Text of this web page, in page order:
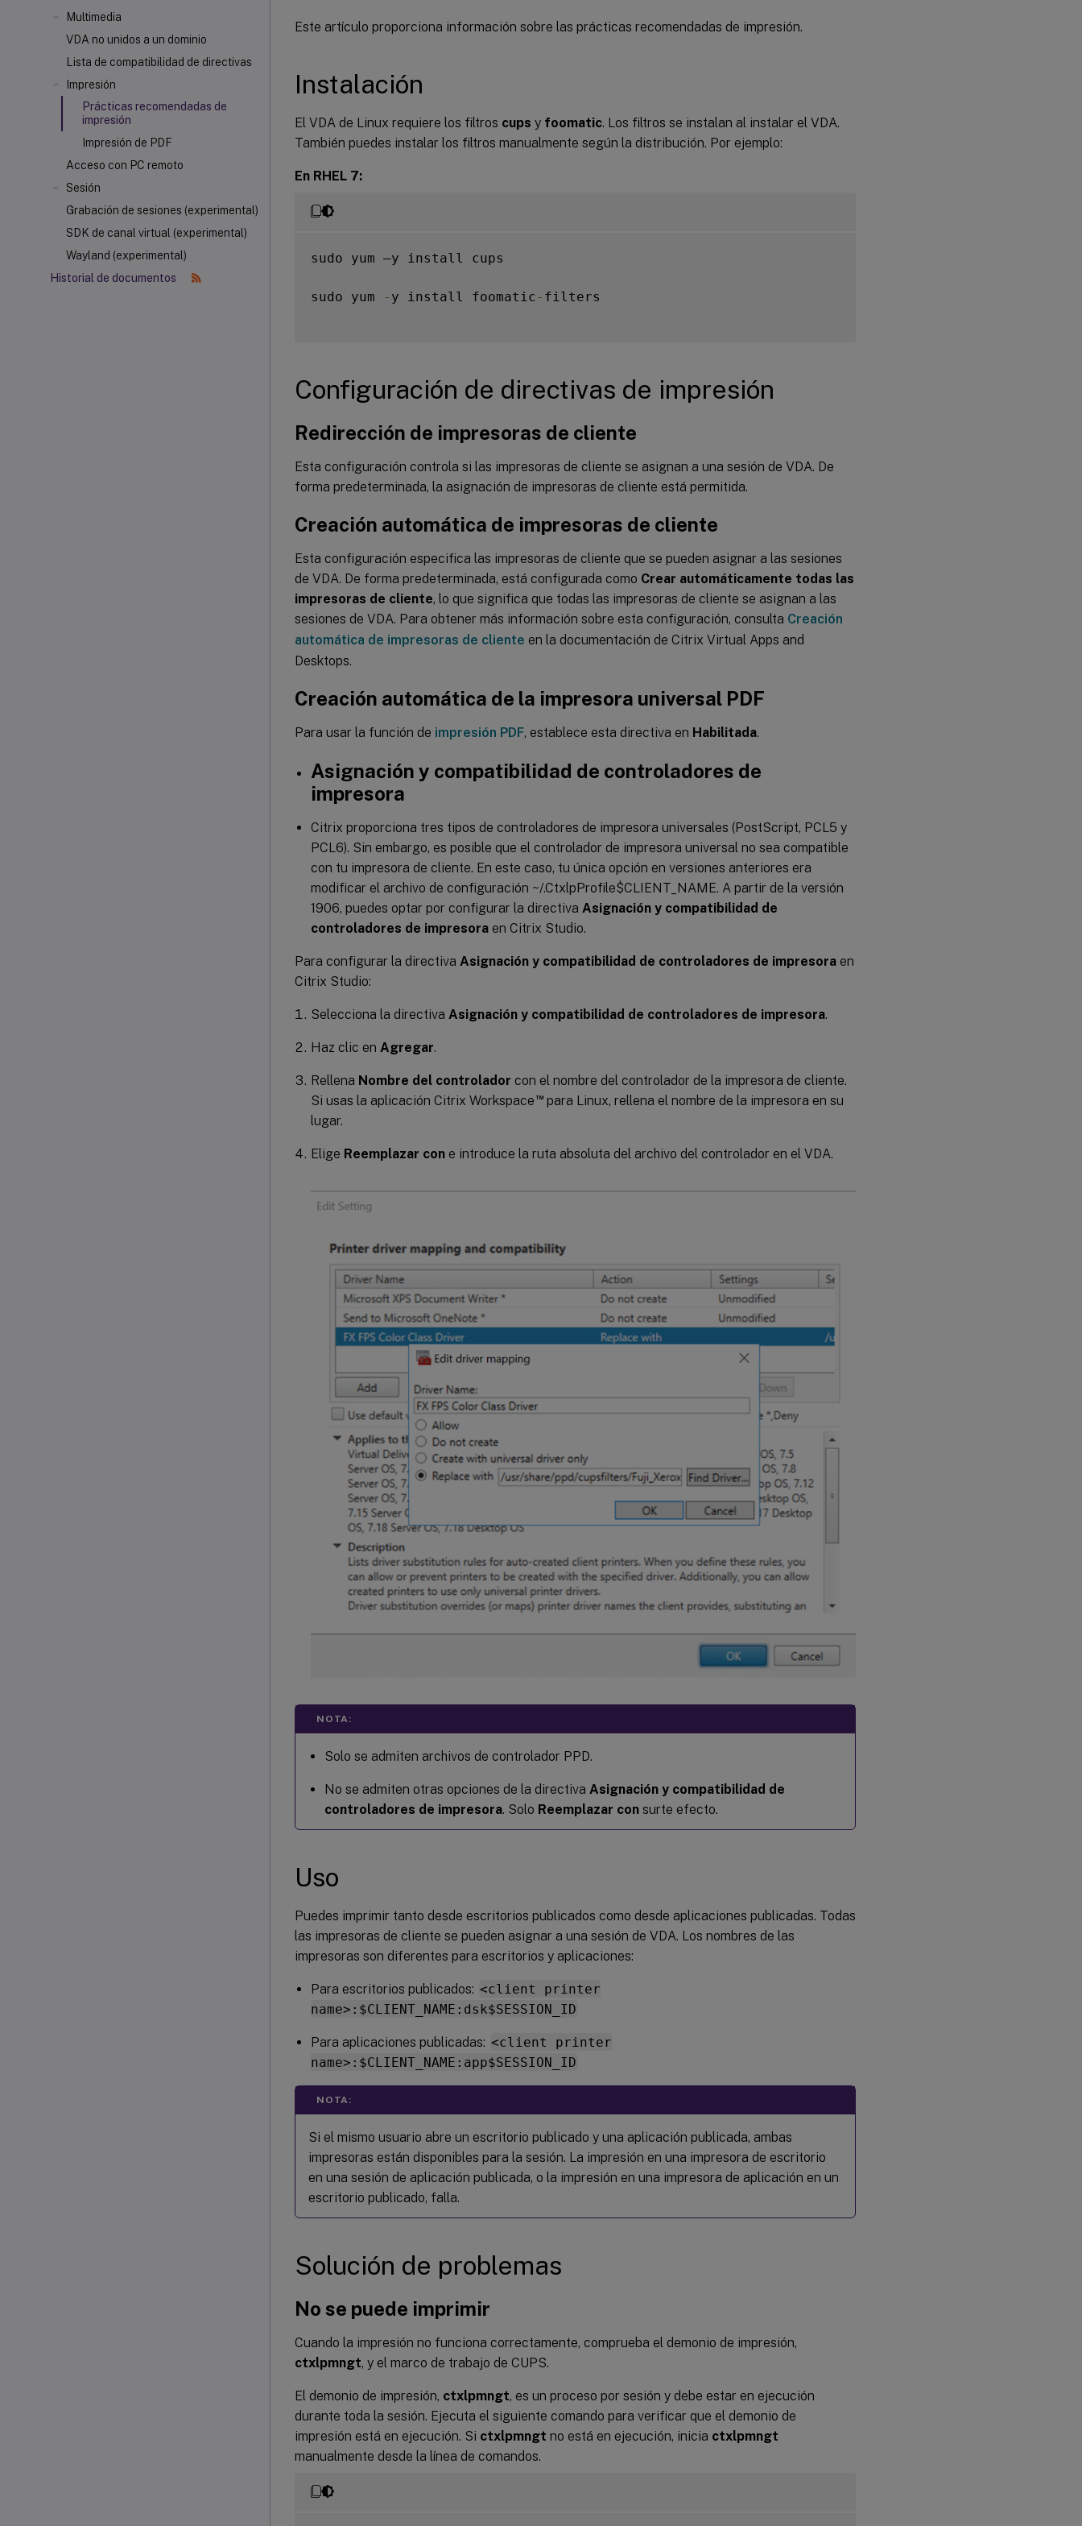
Multimedia
VDA no unidos a un dominio
Lista de compatibilidad de directivas
Impresión
Prácticas recomendadas de
impresión
Impresión de PDF
Acceso con PC remoto
Sesión
Grabación de sesiones (experimental)
SDK de canal virtual (experimental)
Wayland (experimental)
Historial de documentos
Este artículo proporciona información sobre las prácticas recomendadas de impresión.
Instalación
El VDA de Linux requiere los filtros cups y foomatic. Los filtros se instalan al instalar el VDA.
También puedes instalar los filtros manualmente según la distribución. Por ejemplo:
En RHEL 7:
sudo yum –y install cups
sudo yum - y install foomatic - filters
Configuración de directivas de impresión
Redirección de impresoras de cliente
Esta configuración controla si las impresoras de cliente se asignan a una sesión de VDA. De
forma predeterminada, la asignación de impresoras de cliente está permitida.
Creación automática de impresoras de cliente
Esta configuración especifica las impresoras de cliente que se pueden asignar a las sesiones
de VDA. De forma predeterminada, está configurada como Crear automáticamente todas las
impresoras de cliente, lo que significa que todas las impresoras de cliente se asignan a las
sesiones de VDA. Para obtener más información sobre esta configuración, consulta Creación
automática de impresoras de cliente en la documentación de Citrix Virtual Apps and
Desktops.
Creación automática de la impresora universal PDF
Para usar la función de impresión PDF, establece esta directiva en Habilitada.
Asignación y compatibilidad de controladores de
impresora
Citrix proporciona tres tipos de controladores de impresora universales (PostScript, PCL5 y
PCL6). Sin embargo, es posible que el controlador de impresora universal no sea compatible
con tu impresora de cliente. En este caso, tu única opción en versiones anteriores era
modificar el archivo de configuración ~/.CtxlpProfile$CLIENT_NAME. A partir de la versión
1906, puedes optar por configurar la directiva Asignación y compatibilidad de
controladores de impresora en Citrix Studio.
Para configurar la directiva Asignación y compatibilidad de controladores de impresora en
Citrix Studio:
Selecciona la directiva Asignación y compatibilidad de controladores de impresora.
Haz clic en Agregar.
Rellena Nombre del controlador con el nombre del controlador de la impresora de cliente.
Si usas la aplicación Citrix Workspace™para Linux, rellena el nombre de la impresora en su
lugar.
Elige Reemplazar con e introduce la ruta absoluta del archivo del controlador en el VDA.
NOTA:
Solo se admiten archivos de controlador PPD.
No se admiten otras opciones de la directiva Asignación y compatibilidad de
controladores de impresora. Solo Reemplazar con surte efecto.
Uso
Puedes imprimir tanto desde escritorios publicados como desde aplicaciones publicadas. Todas
las impresoras de cliente se pueden asignar a una sesión de VDA. Los nombres de las
impresoras son diferentes para escritorios y aplicaciones:
Para escritorios publicados: <client printer
name>:$CLIENT_NAME:dsk$SESSION_ID
Para aplicaciones publicadas: <client printer
name>:$CLIENT_NAME:app$SESSION_ID
NOTA:
Si el mismo usuario abre un escritorio publicado y una aplicación publicada, ambas
impresoras están disponibles para la sesión. La impresión en una impresora de escritorio
en una sesión de aplicación publicada, o la impresión en una impresora de aplicación en un
escritorio publicado, falla.
Solución de problemas
No se puede imprimir
Cuando la impresión no funciona correctamente, comprueba el demonio de impresión,
ctxlpmngt, y el marco de trabajo de CUPS.
El demonio de impresión, ctxlpmngt, es un proceso por sesión y debe estar en ejecución
durante toda la sesión. Ejecuta el siguiente comando para verificar que el demonio de
impresión está en ejecución. Si ctxlpmngt no está en ejecución, inicia ctxlpmngt
manualmente desde la línea de comandos.